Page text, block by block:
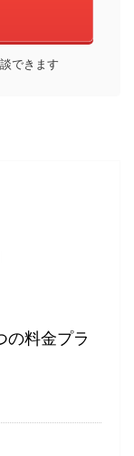
できます
の料金プラ